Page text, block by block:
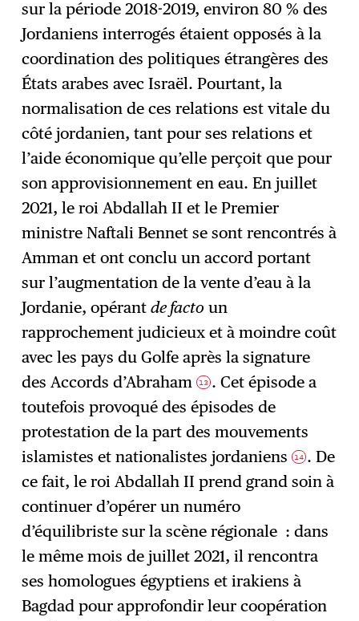
sur la période 2018-2019, environ 80 % des
Jordaniens interrogés étaient opposés à la
coordination des politiques étrangères des
États arabes avec Israël. Pourtant, la
normalisation de ces relations est vitale du
côté jordanien, tant pour ses relations et
l’aide économique qu’elle perçoit que pour
son approvisionnement en eau. En juillet
2021, le roi Abdallah II et le Premier
ministre Naftali Bennet se sont rencontrés à
Amman et ont conclu un accord portant
sur l’augmentation de la vente d’eau à la
Jordanie, opérantde facto un
rapprochement judicieux et à moindre coût
avec les pays du Golfe après la signature
des Accords d’Abraham13 . Cet épisode a
toutefois provoqué des épisodes de
protestation de la part des mouvements
islamistes et nationalistes jordaniens14 . De
ce fait, le roi Abdallah II prend grand soin à
continuer d’opérer un numéro
d’équilibriste sur la scène régionale : dans
le même mois de juillet 2021, il rencontra
ses homologues égyptiens et irakiens à
Bagdad pour approfondir leur coopération